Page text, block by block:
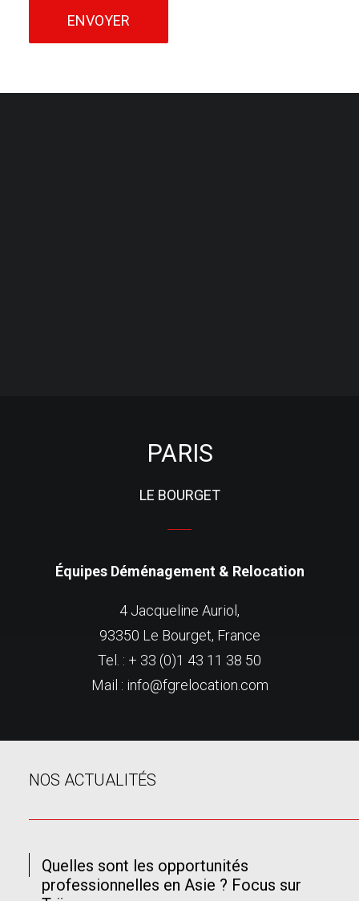
ENVOYER
PARIS
LE BOURGET
Équipes Déménagement & Relocation
4 Jacqueline Auriol,
93350 Le Bourget, France
Tel. : + 33 (0)1 43 11 38 50
Mail : info@fgrelocation.com
NOS ACTUALITÉS
Quelles sont les opportunités
professionnelles en Asie ? Focus sur